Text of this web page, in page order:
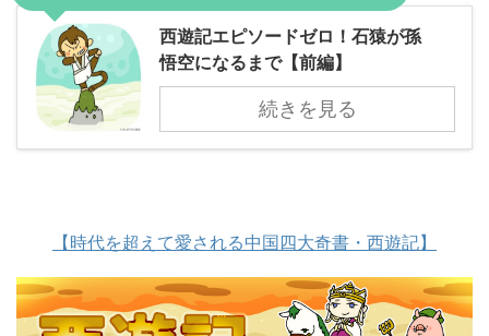
西遊記エピソードゼロ！石猿が孫
悟空になるまで【前編】
続きを見る
【時代を超えて愛される中国四大奇書・西遊記】